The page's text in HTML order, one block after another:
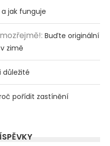
jak funguje
: Buďte originální
zimě
důležité
pořídit zastínění